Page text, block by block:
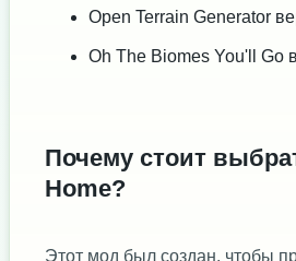
Open Terrain Generator
Oh The Biomes You'll Go
Почему стоит
Home?
Этот мод был создан, чтобы